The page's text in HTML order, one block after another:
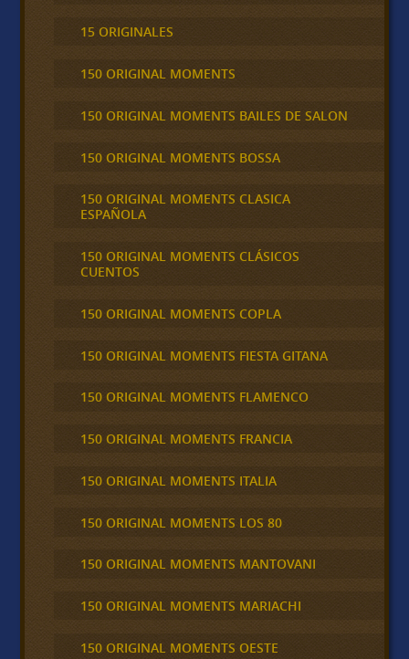
15 ORIGINALES
150 ORIGINAL MOMENTS
150 ORIGINAL MOMENTS BAILES DE SALON
150 ORIGINAL MOMENTS BOSSA
150 ORIGINAL MOMENTS CLASICA
ESPAÑOLA
150 ORIGINAL MOMENTS CLÁSICOS
CUENTOS
150 ORIGINAL MOMENTS COPLA
150 ORIGINAL MOMENTS FIESTA GITANA
150 ORIGINAL MOMENTS FLAMENCO
150 ORIGINAL MOMENTS FRANCIA
150 ORIGINAL MOMENTS ITALIA
150 ORIGINAL MOMENTS LOS 80
150 ORIGINAL MOMENTS MANTOVANI
150 ORIGINAL MOMENTS MARIACHI
150 ORIGINAL MOMENTS OESTE